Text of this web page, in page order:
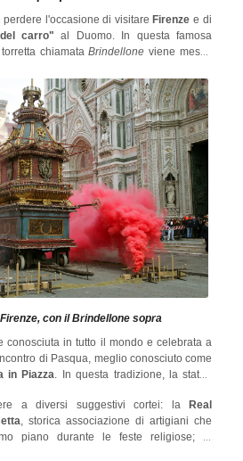
l'occasione di visitare Firenzee di
del carro"al Duomo. In questa famosa
chiamataBrindelloneviene messa
il Duomo, dall'altare viene fatta
che illumina la torretta sul carro,
se la colomba torna indietro sana e salva,
con il Brindellone sopra
conosciuta in tutto il mondo e celebrata a
di Pasqua, meglio conosciuto come
in Piazza. In questa tradizione, la statua
la madre e il figlio: uno spettacolo
la Pasqua in Italia!
a diversi suggestivi cortei: la
Real
, storica associazione di artigiani che
piano durante le feste religiose; la